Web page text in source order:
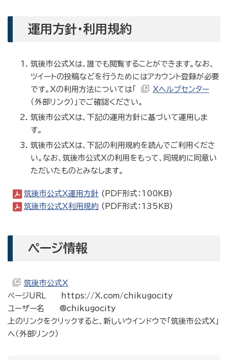
運用方針・利用規約
筑後市公式Xは、誰でも閲覧することができます。なお、
ツイートの投稿などを行うためにはアカウント登録が必要
です。Xの利用方法については「
Xヘルプセンター
（外部リンク）」でご確認ください。
筑後市公式Xは、下記の運用方針に基づいて運用しま
す。
筑後市公式Xは、下記の利用規約を読んでご利用くださ
い。なお、筑後市公式Xの利用をもって、同規約に同意い
ただいたものとみなします。
筑後市公式X運用方針 (PDF形式：100KB)
筑後市公式X利用規約 (PDF形式：135KB)
ページ情報
筑後市公式X
ページURL https://X.com/chikugocity
ユーザー名 @chikugocity
上のリンクをクリックすると、新しいウインドウで「筑後市公式X」
へ（外部リンク）